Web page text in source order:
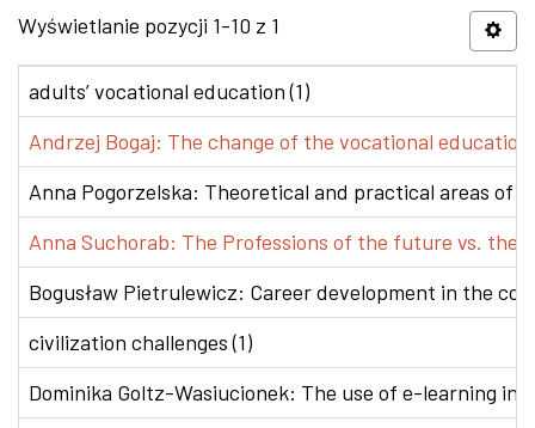
Wyświetlanie pozycji 1-10 z 1
adults’ vocational education (1)
Andrzej Bogaj: The change of the vocational
Anna Pogorzelska: Theoretical and practical areas of
Anna Suchorab: The Professions of the future vs. the
Bogusław Pietrulewicz: Career development in the
civilization challenges (1)
Dominika Goltz-Wasiucionek: The use of e-learning in